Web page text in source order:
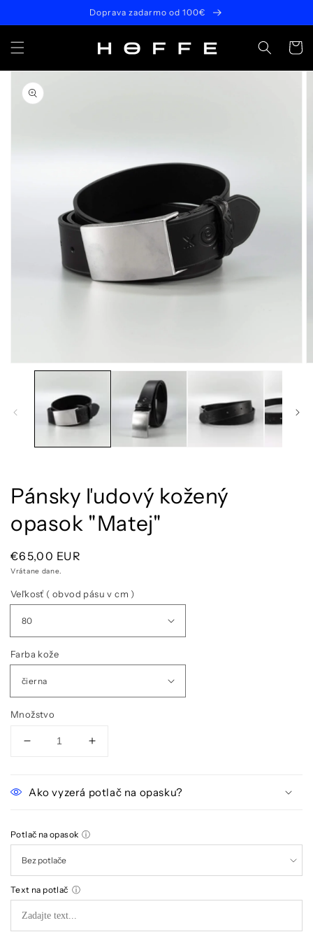
obsah
Doprava zadarmo od 100€
Košík
produkte
modálnom
Pánsky ľudový kožený
opasok "Matej"
Normálna
cena
€65,00 EUR
Vrátane dane.
Veľkosť ( obvod pásu v cm )
Farba kože
Množstvo
Znížiť
Pánsky
opasok
&quot;Matej&quot;
Zvýšiť
Pánsky
&quot;Matej&quot;
Ako vyzerá potlač na opasku?
Potlač na opasok ⓘ
Text na potlač ⓘ